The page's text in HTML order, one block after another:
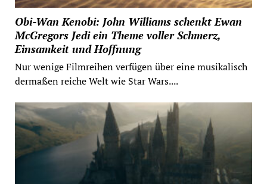
Obi-Wan Kenobi: John Williams schenkt Ewan
McGregors Jedi ein Theme voller Schmerz,
Einsamkeit und Hoffnung
Nur wenige Filmreihen verfügen über eine musikalisch
dermaßen reiche Welt wie Star Wars....